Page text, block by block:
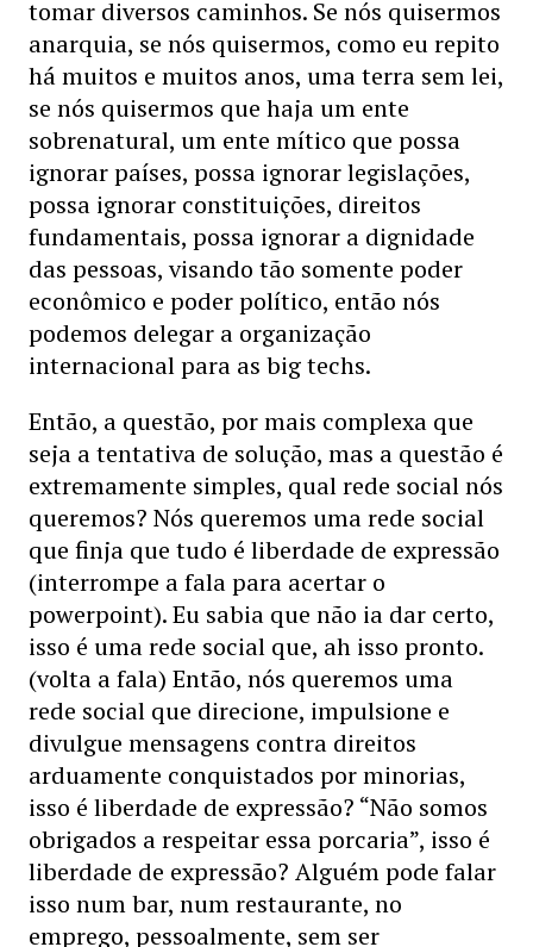
tomar diversos caminhos. Se nós quisermos
anarquia, se nós quisermos, como eu repito
há muitos e muitos anos, uma terra sem lei,
se nós quisermos que haja um ente
sobrenatural, um ente mítico que possa
ignorar países, possa ignorar legislações,
possa ignorar constituições, direitos
fundamentais, possa ignorar a dignidade
das pessoas, visando tão somente poder
econômico e poder político, então nós
podemos delegar a organização
internacional para as big techs.
Então, a questão, por mais complexa que
seja a tentativa de solução, mas a questão é
extremamente simples, qual rede social nós
queremos? Nós queremos uma rede social
que finja que tudo é liberdade de expressão
(interrompe a fala para acertar o
powerpoint). Eu sabia que não ia dar certo,
isso é uma rede social que, ah isso pronto.
(volta a fala) Então, nós queremos uma
rede social que direcione, impulsione e
divulgue mensagens contra direitos
arduamente conquistados por minorias,
isso é liberdade de expressão? “Não somos
obrigados a respeitar essa porcaria”, isso é
liberdade de expressão? Alguém pode falar
isso num bar, num restaurante, no
emprego, pessoalmente, sem ser